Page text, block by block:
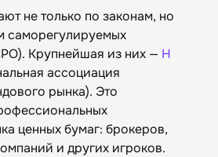
не только по законам, но
саморегулируемых
Крупнейшая из них — Н
ассоциация
рынка). Это
ценных бумаг: брокеров,
и других игроков.